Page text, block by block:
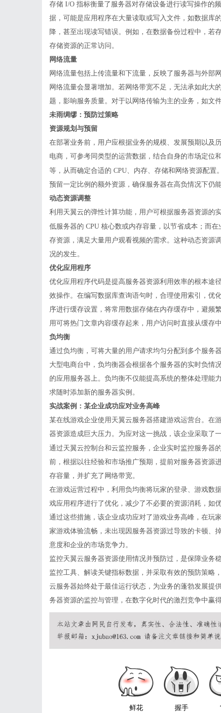
存储 I/O 指标衡量了服务器对存储设备进行读写操作的
据，可能是应用程序在大量读取或写入文件，如数据库
降，甚至出现读写错误。例如，在数据备份过程中，若
存储资源的正常访问。
网络流量
网络流量包括上传流量和下流量，反映了服务器与外部
网络流量会显著增加。若网络带宽不足，无法承如此大
题，影响服务质量。对于以网络传输为主的业务，如文
未雨绸缪：预防过策略
资源规划与预留
在部署业务前，用户应根据业务的规模、发展预期以及
电商，可参考同类型的运营数据，结合自身的市场定位
等，从而确定合适的 CPU、内存、存储和网络资源配置
预留一定比例的额外资源，确保服务器在高负情况下仍
动态资源调整
利用天翼云的弹性计算功能，用户可根据服务器资源的
低服务器的 CPU 核心数或内存容量，以节省成本；而
存资源，满足大量用户观看视频的需求。这种动态资源
况的发生。
优化应用程序
优化应用程序代码是提高服务器资源利用效率的根本途
效操作。在编写数据库查询语句时，合理使用索引，优
序进行缓存设置，将常用数据存储在内存缓存中，避频
用可将热门文章内容缓存起来，用户访问时直接从缓存
负均衡
通过负均衡，可将大量的用户请求均匀分配到多个服务
大型电商台中，负均衡器会根据各个服务器的实时负情
的应用服务器上。负均衡不仅能提高系统的整体处理能
求随时添加新的服务器实例。
实战案例：某企业成功应对业务高峰
某在线游戏企业使用天翼云服务器搭建游戏运营台。在
器资源造成巨大压力。为应对这一挑战，该企业采取了
通过天翼云控制台和云监控服务，企业实时监控服务器
前，根据以往经验和市场推广预期，提前对服务器资源
存容量，并扩充了网络带宽。
在游戏运营过程中，利用负均衡将玩家的登录、游戏数
戏应用程序进行了优化，减少了不必要的资源消耗，如
通过这些措施，该企业成功应对了游戏业务高峰，在玩
家游戏体验流畅，未出现因服务器资源过导致的卡顿、
意度和企业的市场竞争力。
监控天翼云服务器资源使用情况并预防过，是保障业务
监控工具、解读关键指标数据，并采取有效的预防策略
云服务器始终处于最佳运行状态，为业务的蓬勃发展提
务器资源的监控与管理，在数字化时代的激烈竞争中赢
鲜花 握手